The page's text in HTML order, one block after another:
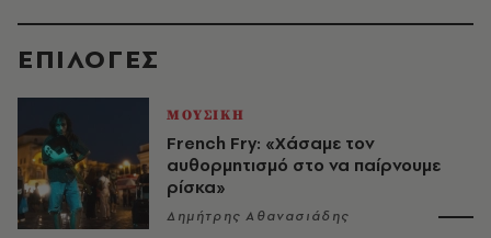
EΠΙΛΟΓΈΣ
ΜΟΥΣΙΚΗ
French Fry: «Χάσαμε τον
αυθορμητισμό στο να παίρνουμε
ρίσκα»
Δημήτρης Αθανασιάδης